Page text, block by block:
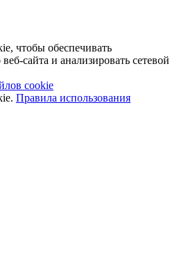
чтобы обеспечивать
сайта и анализировать сетевой
cookie
Правила использования